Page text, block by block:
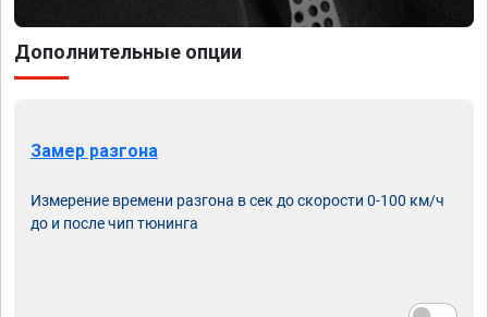
Дополнительные опции
Замер разгона
Измерение времени разгона в сек до скорости 0-100 км/ч
до и после чип тюнинга